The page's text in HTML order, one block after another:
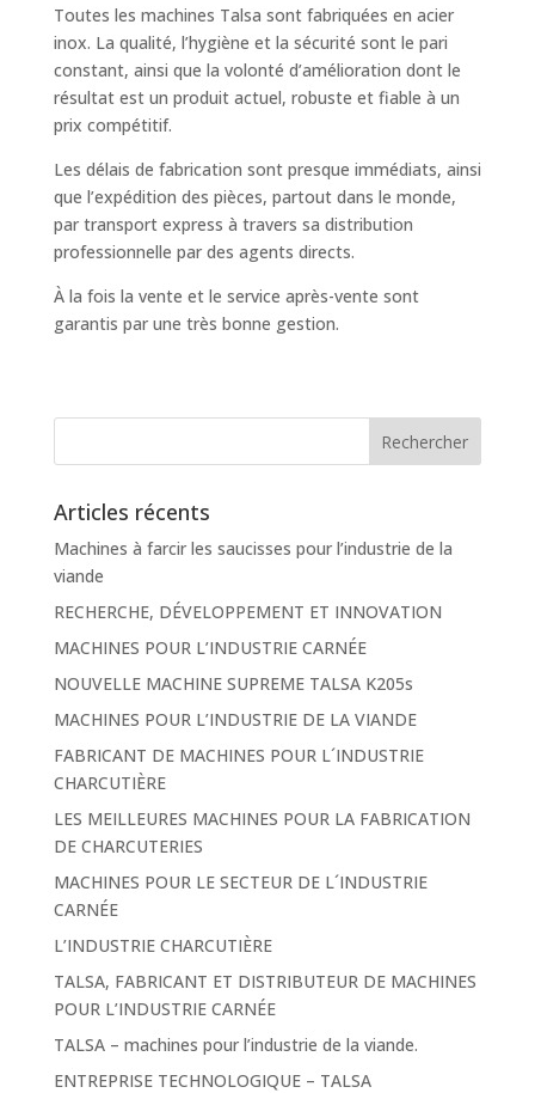
Toutes les machines Talsa sont fabriquées en acier
inox. La qualité, l’hygiène et la sécurité sont le pari
constant, ainsi que la volonté d’amélioration dont le
résultat est un produit actuel, robuste et fiable à un
prix compétitif.
Les délais de fabrication sont presque immédiats, ainsi
que l’expédition des pièces, partout dans le monde,
par transport express à travers sa distribution
professionnelle par des agents directs.
À la fois la vente et le service après-vente sont
garantis par une très bonne gestion.
Articles récents
Machines à farcir les saucisses pour l’industrie de la
viande
RECHERCHE, DÉVELOPPEMENT ET INNOVATION
MACHINES POUR L’INDUSTRIE CARNÉE
NOUVELLE MACHINE SUPREME TALSA K205s
MACHINES POUR L’INDUSTRIE DE LA VIANDE
FABRICANT DE MACHINES POUR L´INDUSTRIE
CHARCUTIÈRE
LES MEILLEURES MACHINES POUR LA FABRICATION
DE CHARCUTERIES
MACHINES POUR LE SECTEUR DE L´INDUSTRIE
CARNÉE
L’INDUSTRIE CHARCUTIÈRE
TALSA, FABRICANT ET DISTRIBUTEUR DE MACHINES
POUR L’INDUSTRIE CARNÉE
TALSA – machines pour l’industrie de la viande.
ENTREPRISE TECHNOLOGIQUE – TALSA